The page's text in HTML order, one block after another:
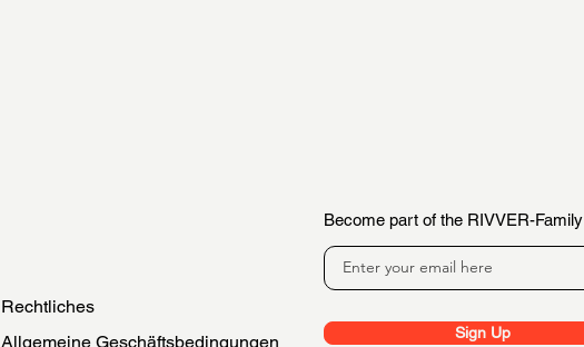
Rechtliches
Allgemeine Geschäftsbedingungen
Become part of the RIVVER-
Sign Up